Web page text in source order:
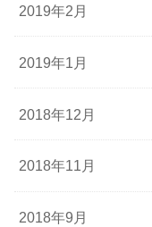
2019年2月
2019年1月
2018年12月
2018年11月
2018年9月